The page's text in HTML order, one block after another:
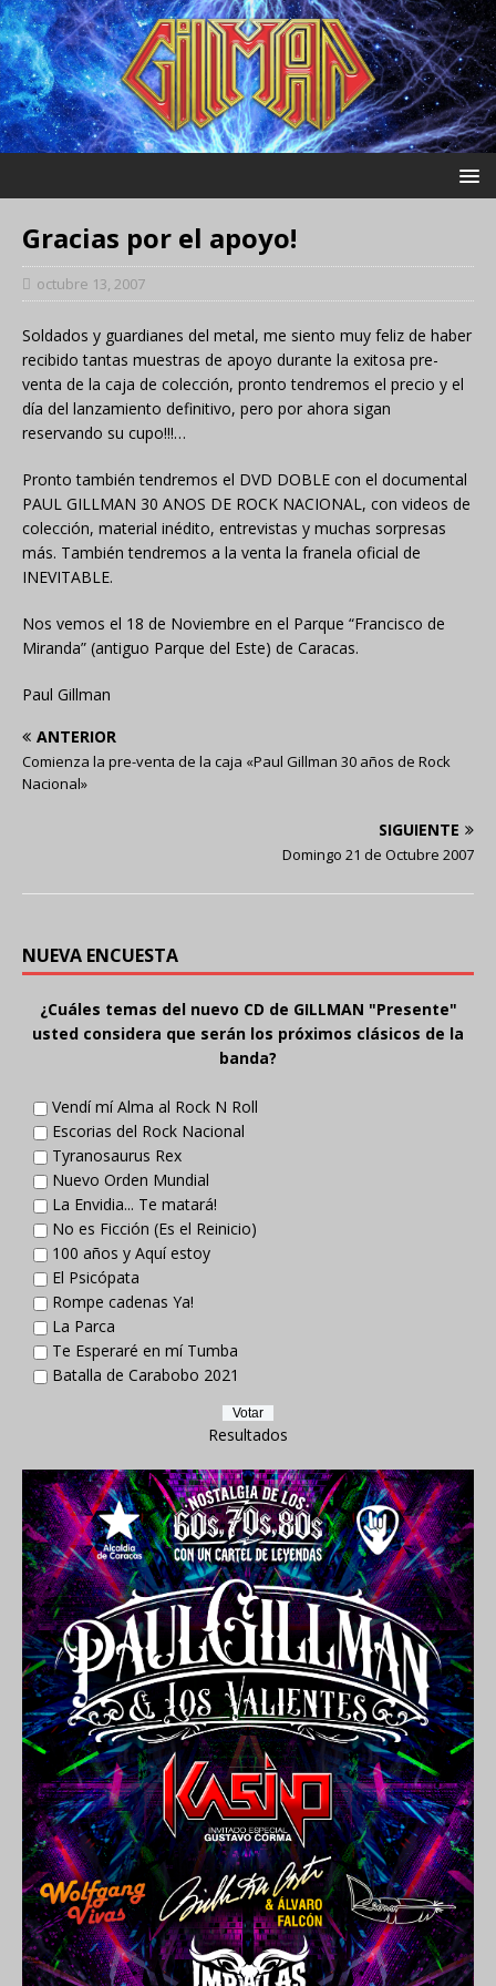
Gracias por el apoyo!
octubre 13, 2007
Soldados y guardianes del metal, me siento muy feliz de haber
recibido tantas muestras de apoyo durante la exitosa pre-
venta de la caja de colección, pronto tendremos el precio y el
día del lanzamiento definitivo, pero por ahora sigan
reservando su cupo!!!…
Pronto también tendremos el DVD DOBLE con el documental
PAUL GILLMAN 30 ANOS DE ROCK NACIONAL, con videos de
colección, material inédito, entrevistas y muchas sorpresas
más. También tendremos a la venta la franela oficial de
INEVITABLE.
Nos vemos el 18 de Noviembre en el Parque “Francisco de
Miranda” (antiguo Parque del Este) de Caracas.
Paul Gillman
ANTERIOR
Comienza la pre-venta de la caja «Paul Gillman 30 años de Rock
Nacional»
SIGUIENTE
Domingo 21 de Octubre 2007
NUEVA ENCUESTA
¿Cuáles temas del nuevo CD de GILLMAN "Presente"
usted considera que serán los próximos clásicos de la
banda?
Vendí mí Alma al Rock N Roll
Escorias del Rock Nacional
Tyranosaurus Rex
Nuevo Orden Mundial
La Envidia... Te matará!
No es Ficción (Es el Reinicio)
100 años y Aquí estoy
El Psicópata
Rompe cadenas Ya!
La Parca
Te Esperaré en mí Tumba
Batalla de Carabobo 2021
Resultados